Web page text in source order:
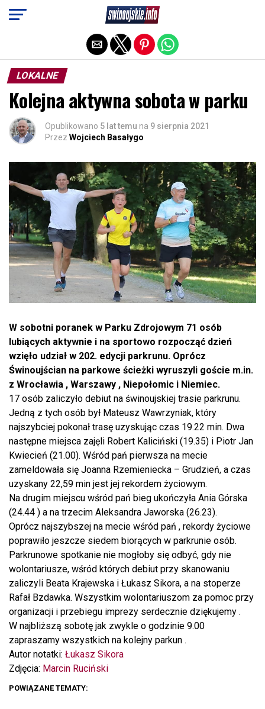
LOKALNE
Kolejna aktywna sobota w parku
Opublikowano 5 lat temu na 9 sierpnia 2021
Przez Wojciech Basałygo
W sobotni poranek w Parku Zdrojowym 71 osób
lubiących aktywnie i na sportowo rozpocząć dzień
wzięło udział w 202. edycji parkrunu. Oprócz
Świnoujścian na parkowe ścieżki wyruszyli goście m.in.
z Wrocławia , Warszawy , Niepołomic i Niemiec.
17 osób zaliczyło debiut na świnoujskiej trasie parkrunu.
Jedną z tych osób był Mateusz Wawrzyniak, który
najszybciej pokonał trasę uzyskując czas 19.22 min. Dwa
następne miejsca zajęli Robert Kaliciński (19.35) i Piotr Jan
Kwiecień (21.00). Wśród pań pierwsza na mecie
zameldowała się Joanna Rzemieniecka – Grudzień, a czas
uzyskany 22,59 min jest jej rekordem życiowym.
Na drugim miejscu wśród pań bieg ukończyła Ania Górska
(24.44 ) a na trzecim Aleksandra Jaworska (26.23).
Oprócz najszybszej na mecie wśród pań , rekordy życiowe
poprawiło jeszcze siedem biorących w parkrunie osób.
Parkrunowe spotkanie nie mogłoby się odbyć, gdy nie
wolontariusze, wśród których debiut przy skanowaniu
zaliczyli Beata Krajewska i Łukasz Sikora, a na stoperze
Rafał Bzdawka. Wszystkim wolontariuszom za pomoc przy
organizacji i przebiegu imprezy serdecznie dziękujemy .
W najbliższą sobotę jak zwykle o godzinie 9.00
zapraszamy wszystkich na kolejny parkun .
Autor notatki: Łukasz Sikora
Zdjęcia: Marcin Ruciński
POWIĄZANE TEMATY:
Exit mobile version